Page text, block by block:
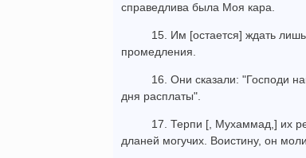
справедлива была Моя кара.
15. Им [остается] ждать
промедления.
16. Они сказали: "Господи
дня расплаты".
17. Терпи [, Мухаммад,] их
дланей могучих. Воистину, он